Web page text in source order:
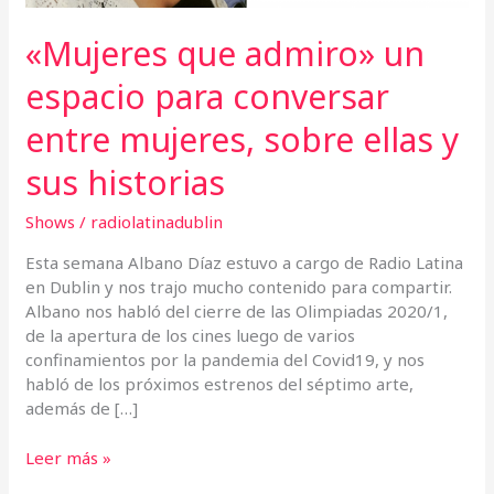
«Mujeres que admiro» un
espacio para conversar
entre mujeres, sobre ellas y
sus historias
Shows / radiolatinadublin
Esta semana Albano Díaz estuvo a cargo de Radio Latina
en Dublin y nos trajo mucho contenido para compartir.
Albano nos habló del cierre de las Olimpiadas 2020/1,
de la apertura de los cines luego de varios
confinamientos por la pandemia del Covid19, y nos
habló de los próximos estrenos del séptimo arte,
además de […]
ellas
sus
Leer más »